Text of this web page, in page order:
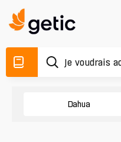
Dahua